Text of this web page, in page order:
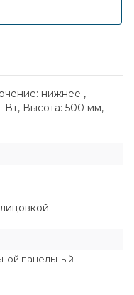
нижнее ,
Вт, Высота: 500 мм,
панельный